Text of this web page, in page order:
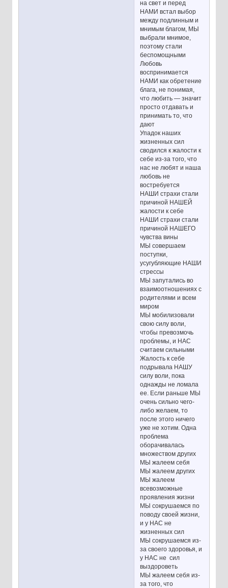
на свет и перед
НАМИ встал выбор
между подлинным и
мнимым благом, МЫ
выбрали мнимое,
поэтому стали
беспомощными
Любовь
воспринимается
НАМИ как обретение
блага, не понимая,
что любить — значит
просто отдавать и
принимать то, что
дают
Упадок наших
жизненных сил
сводился к жалости к
себе из-за того, что
нас не любят и наша
любовь не
востребуется
НАШИ страхи стали
причиной НАШЕЙ
жалости к себе
НАШИ страхи стали
причиной НАШЕГО
чувства вины
МЫ совершаем
поступки,
усугубляющие НАШИ
стрессы
МЫ запутались во
взаимоотношениях с
родителями и всем
миром
МЫ мобилизовали
свою силу воли,
чтобы превозмочь
проблемы, и НАС
считаем сильными
Жалость к себе
подрывала НАШУ
силу воли, пока
однажды не ломала
ее. Если раньше МЫ
очень сильно чего-
либо желаем, то
после этого ничего
уже не хотим. Одна
проблема
оборачивалась
множеством других
МЫ жалеем себя
МЫ жалеем других
МЫ жалеем
всевозможные
проявления жизни
МЫ сокрушаемся по
поводу своей жизни,
и у НАС не
жизненных сил
МЫ сокрушаемся из-
за своего здоровья, и
у НАС не сил
выздороветь
МЫ жалеем себя из-
за того, что